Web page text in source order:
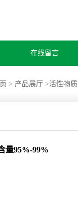
在线留言
> 产品展厅 >活性物质
量95%-99%